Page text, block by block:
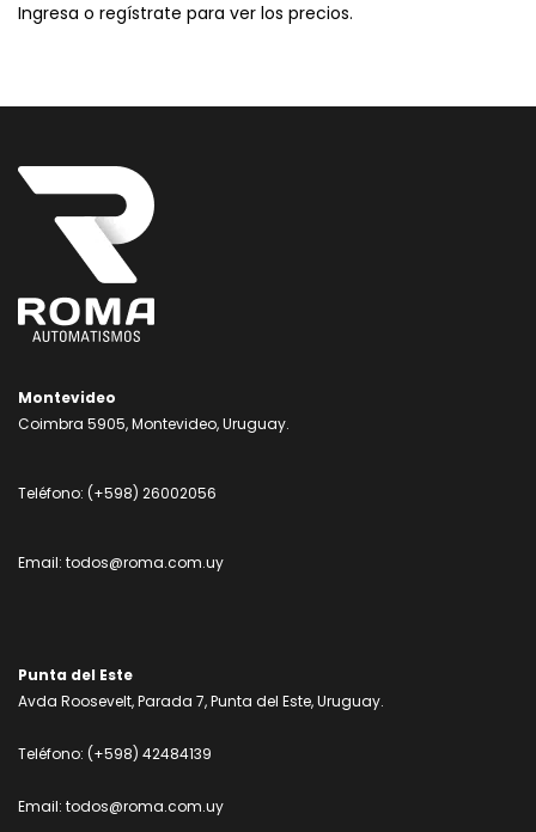
Ingresa o regístrate para ver los precios.
Montevideo
Coimbra 5905, Montevideo, Uruguay.
Teléfono: (+598) 26002056
Email: todos@roma.com.uy
Punta del Este
Avda Roosevelt, Parada 7, Punta del Este, Uruguay.
Teléfono: (+598) 42484139
Email: todos@roma.com.uy